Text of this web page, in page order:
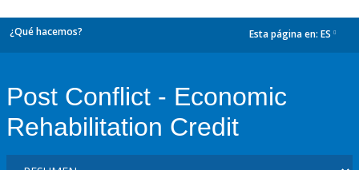
¿Qué hacemos? Esta página en: ES
Post Conflict - Economic
Rehabilitation Credit